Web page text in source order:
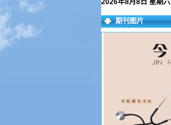
2026年8月8日 星期六
期刊图片